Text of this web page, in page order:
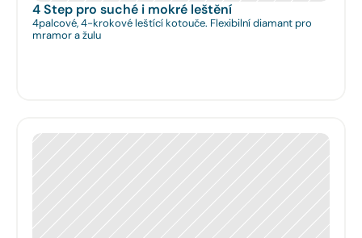
4 Step pro suché i mokré leštění
4palcové, 4-krokové leštící kotouče. Flexibilní diamant pro
mramor a žulu